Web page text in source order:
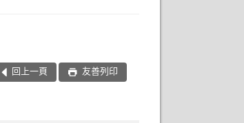
回上一頁 友善列印